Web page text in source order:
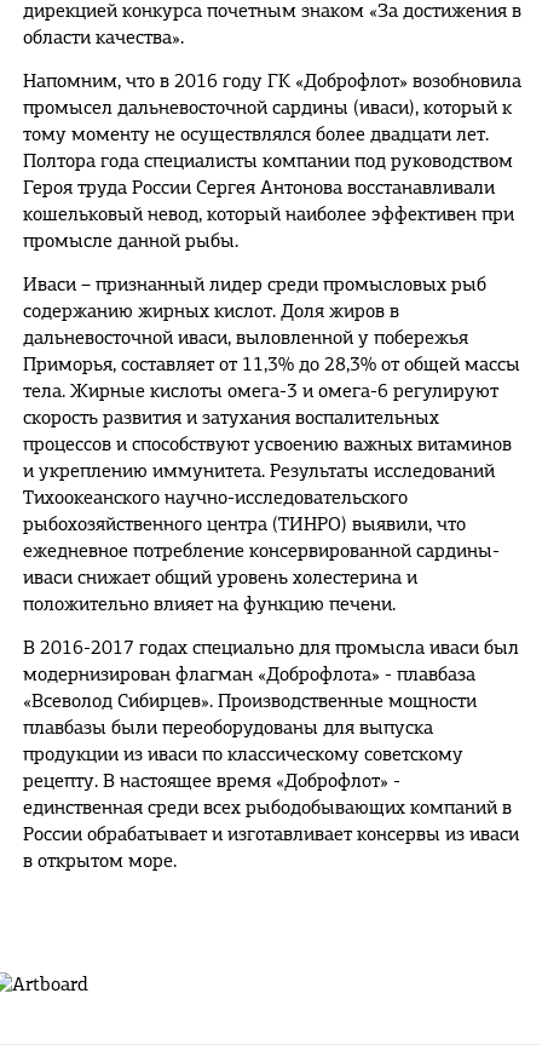
дирекцией конкурса почетным знаком «За достижения в
области качества».
Напомним, что в 2016 году ГК «Доброфлот» возобновила
промысел дальневосточной сардины (иваси), который к
тому моменту не осуществлялся более двадцати лет.
Полтора года специалисты компании под руководством
Героя труда России Сергея Антонова восстанавливали
кошельковый невод, который наиболее эффективен при
промысле данной рыбы.
Иваси – признанный лидер среди промысловых рыб
содержанию жирных кислот. Доля жиров в
дальневосточной иваси, выловленной у побережья
Приморья, составляет от 11,3% до 28,3% от общей массы
тела. Жирные кислоты омега-3 и омега-6 регулируют
скорость развития и затухания воспалительных
процессов и способствуют усвоению важных витаминов
и укреплению иммунитета. Результаты исследований
Тихоокеанского научно-исследовательского
рыбохозяйственного центра (ТИНРО) выявили, что
ежедневное потребление консервированной сардины-
иваси снижает общий уровень холестерина и
положительно влияет на функцию печени.
В 2016-2017 годах специально для промысла иваси был
модернизирован флагман «Доброфлота» - плавбаза
«Всеволод Сибирцев». Производственные мощности
плавбазы были переоборудованы для выпуска
продукции из иваси по классическому советскому
рецепту. В настоящее время «Доброфлот» -
единственная среди всех рыбодобывающих компаний в
России обрабатывает и изготавливает консервы из иваси
в открытом море.